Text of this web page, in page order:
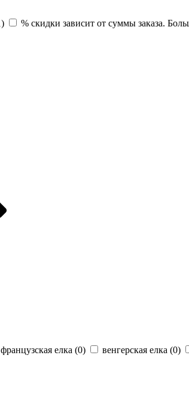
) % скидки зависит от суммы заказа.
французская елка (0) венгерская елка (0)